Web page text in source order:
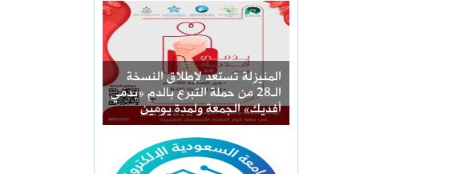
المنيزلة تستعد لإطلاق النسخة
الـ28 من حملة التبرع بالدم «بدمي
أفديك» الجمعة ولمدة يومين